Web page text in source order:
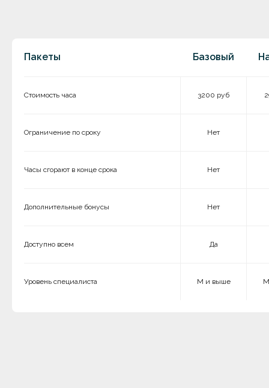
Пакеты Базовый
Стоимость часа 3200 руб
Ограничение по сроку Нет
Часы сгорают в конце срока Нет
Дополнительные бонусы Нет
Доступно всем Да
Уровень специалиста M и выше